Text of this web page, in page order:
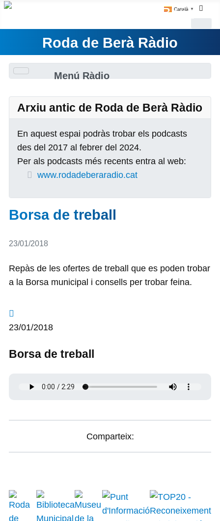
Català ▼
Roda de Berà Ràdio
Menú Ràdio
Arxiu antic de Roda de Berà Ràdio
En aquest espai podràs trobar els podcasts
des del 2017 al febrer del 2024.
Per als podcasts més recents entra al web:
www.rodadeberaradio.cat
Borsa de treball
Detalls
23/01/2018
Repàs de les ofertes de treball que es poden trobar
a la Borsa municipal i consells per trobar feina.
23/01/2018
Borsa de treball
Comparteix: